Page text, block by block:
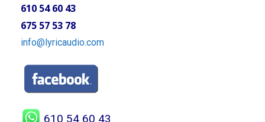
610 54 60 43
675 57 53 78
info@lyricaudio.com
610 54 60 43